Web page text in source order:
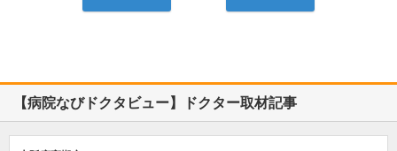
【病院なびドクタビュー】ドクター取材記事